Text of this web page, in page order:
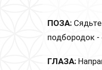
ПОЗА:
подбородок -
ГЛАЗА: